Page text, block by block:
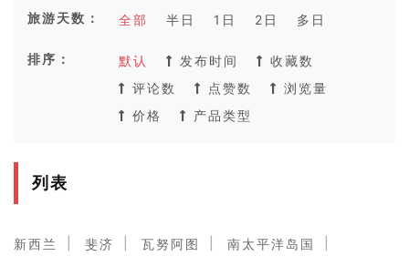
旅游天数： 全部 半日 1日 2日 多日
排序： 默认 发布时间
收藏数
评论数
点赞数
浏览量
价格
产品类型
列表
新西兰 斐济 瓦努阿图 南太平洋岛国